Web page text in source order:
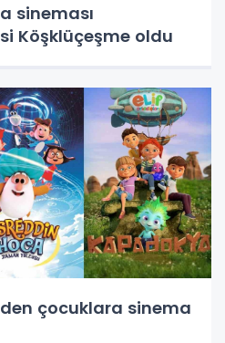
sineması
Köşklüçeşme oldu
çocuklara sinema